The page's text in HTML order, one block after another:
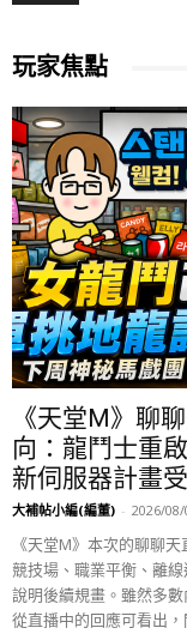
玩家焦點
《天堂M》聊
向：龍鬥士重
新伺服器計畫
大補帖小編(編董) - 2026/08/
《天堂M》本次的聊聊
競技場、職業平衡、離
說明後續規畫。雖然多
從直播中的回應可看出